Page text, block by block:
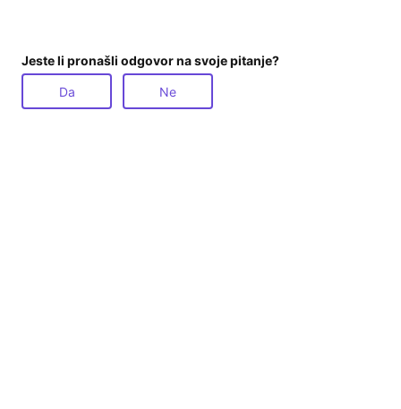
Jeste li pronašli odgovor na svoje pitanje?
Da Ne